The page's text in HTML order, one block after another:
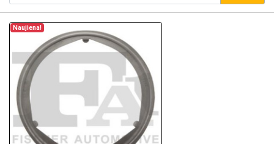
Naujiena!